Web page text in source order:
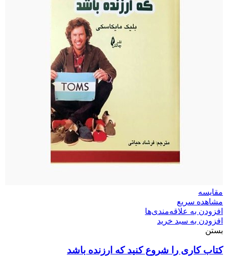
مقایسه
مشاهده سریع
افزودن به علاقه‌مندی‌ها
افزودن به سبد خرید
بستن
کتاب کاری را شروع کنید که ارزنده باشد